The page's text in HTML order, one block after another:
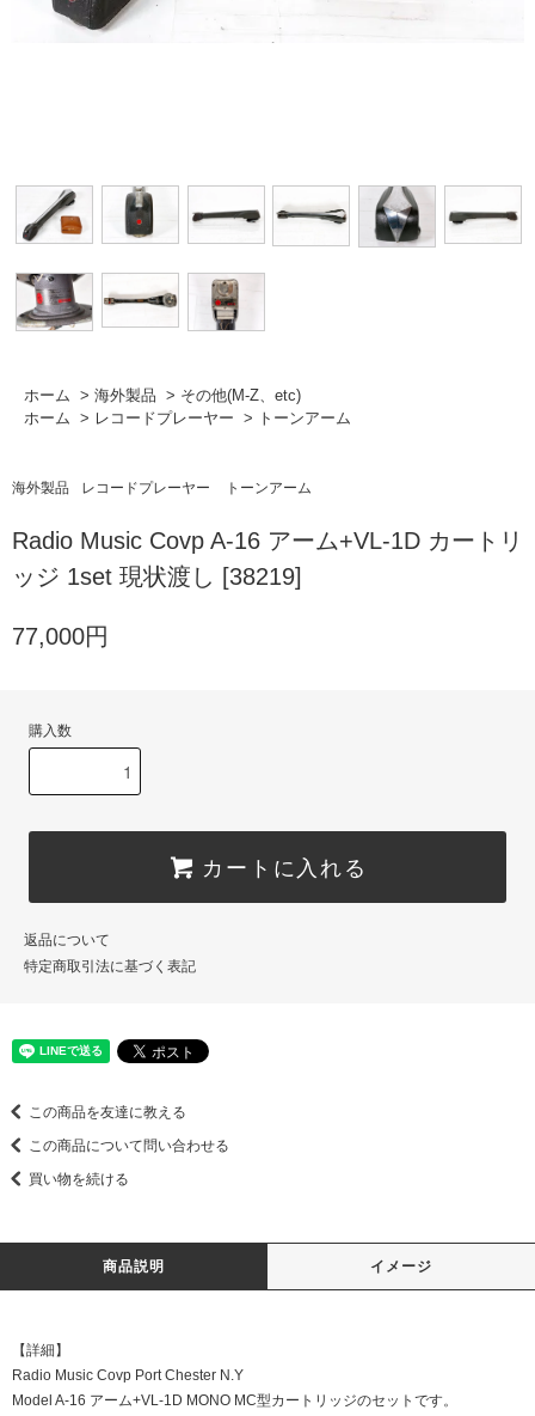
ホーム > 海外製品 > その他(M-Z、etc)
ホーム > レコードプレーヤー > トーンアーム
海外製品 レコードプレーヤー トーンアーム
Radio Music Covp A-16 アーム+VL-1D カートリ
ッジ 1set 現状渡し [38219]
77,000円
購入数
カートに入れる
返品について
特定商取引法に基づく表記
この商品を友達に教える
この商品について問い合わせる
買い物を続ける
商品説明 イメージ
【詳細】
Radio Music Covp Port Chester N.Y
Model A-16 アーム+VL-1D MONO MC型カートリッジのセットです。